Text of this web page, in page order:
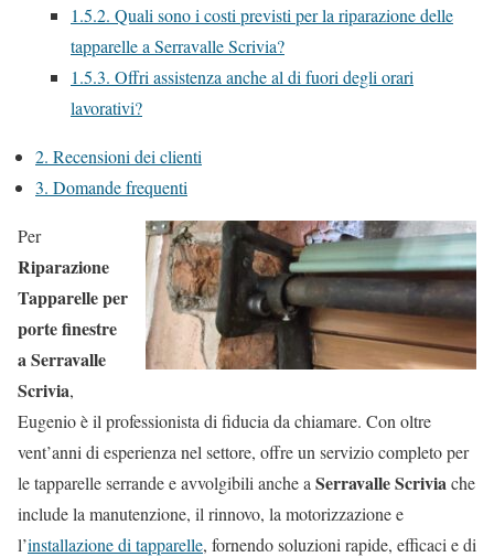
1.5.2. Quali sono i costi previsti per la riparazione delle
tapparelle a Serravalle Scrivia?
1.5.3. Offri assistenza anche al di fuori degli orari
lavorativi?
2. Recensioni dei clienti
3. Domande frequenti
Per
Riparazione
Tapparelle per
porte finestre
a Serravalle
Scrivia,
Eugenio è il professionista di fiducia da chiamare. Con oltre
vent’anni di esperienza nel settore, offre un servizio completo per
le tapparelle serrande e avvolgibili anche a Serravalle Scriviache
include la manutenzione, il rinnovo, la motorizzazione e
l’installazione di tapparelle, fornendo soluzioni rapide, efficaci e di